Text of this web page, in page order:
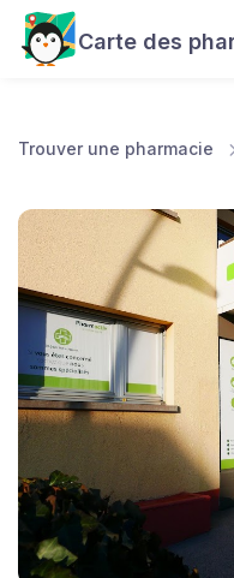
Carte des
Trouver une pharmacie